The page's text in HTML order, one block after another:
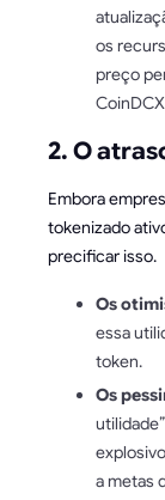
os
preço
2. O
Embora
tokenizado
precificar isso.
Os
essa
token.
Os
a metas